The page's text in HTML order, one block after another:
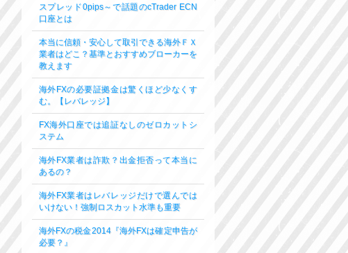
スプレッド0pips～で話題のcTrader ECN
口座とは
本当に信頼・安心して取引できる海外ＦＸ
業者はどこ？基準とおすすめブローカーを
教えます
海外FXの必要証拠金は驚くほど少なくす
む。【レバレッジ】
FX海外口座では追証なしのゼロカットシ
ステム
海外FX業者は詐欺？出金拒否って本当に
あるの？
海外FX業者はレバレッジだけで選んでは
いけない！強制ロスカット水準も重要
海外FXの税金2014『海外FXは確定申告が
必要？』